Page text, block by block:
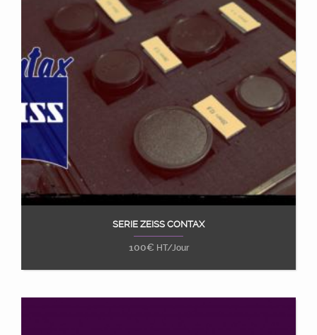
Ajouter au panier
SERIE ZEISS CONTAX
100€ HT/Jour